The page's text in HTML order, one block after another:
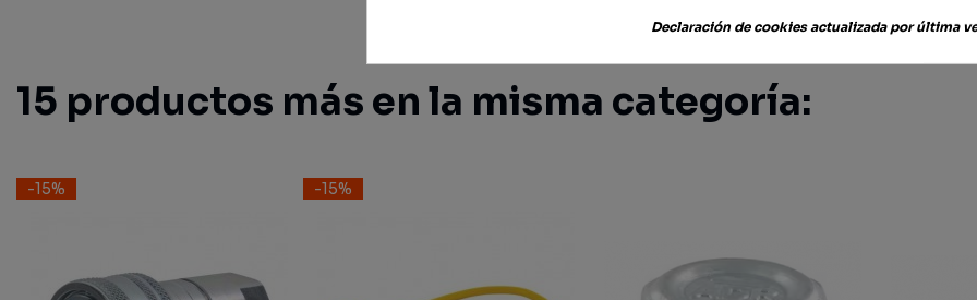
15 productos más en la misma categoría:
-15% -15%
Declaración de cookies actualizada por última